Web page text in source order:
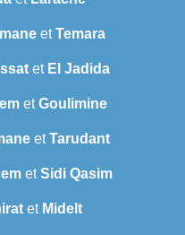
etTemara
et El Jadida
etGoulimine
etTarudant
etSidi Qasim
et Midelt